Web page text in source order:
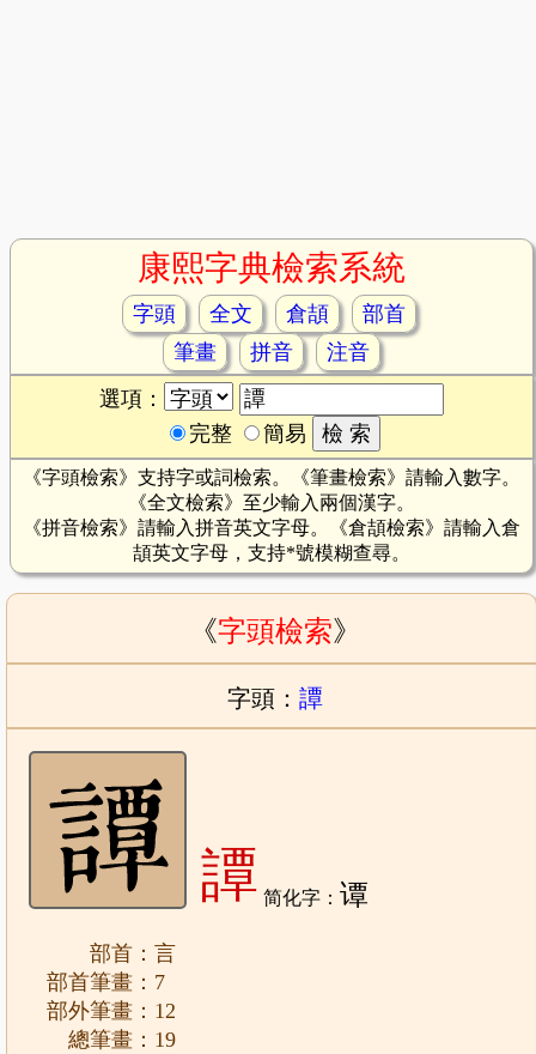
康熙字典檢索系統
字頭 全文 倉頡
部首
筆畫
拼音
注音
選項：
完整
簡易
《字頭檢索》支持字或詞檢索。《筆畫檢索》請輸入數字。
《全文檢索》至少輸入兩個漢字。
《拼音檢索》請輸入拼音英文字母。《倉頡檢索》請輸入倉
頡英文字母，支持*號模糊查尋。
《字頭檢索》
字頭： 譚
譚 简化字：谭
部首：言
部首筆畫：7
部外筆畫：12
總筆畫：19